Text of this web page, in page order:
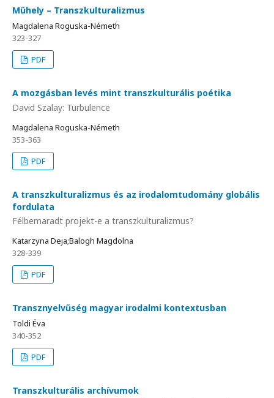
Műhely – Transzkulturalizmus
Magdalena Roguska-Németh
323-327
PDF
A mozgásban levés mint transzkulturális poétika
David Szalay: Turbulence
Magdalena Roguska-Németh
353-363
PDF
A transzkulturalizmus és az irodalomtudomány globális
fordulata
Félbemaradt projekt-e a transzkulturalizmus?
Katarzyna Deja;Balogh Magdolna
328-339
PDF
Transznyelvűség magyar irodalmi kontextusban
Toldi Éva
340-352
PDF
Transzkulturális archívumok